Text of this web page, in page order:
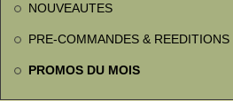
NOUVEAUTES
PRE-COMMANDES & REEDITIONS
PROMOS DU MOIS